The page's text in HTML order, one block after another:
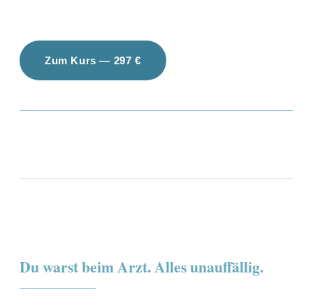
Zum Kurs — 297 €
Du warst beim Arzt. Alles unauffällig.